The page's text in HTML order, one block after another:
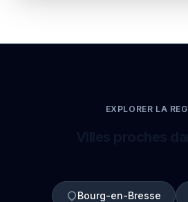
EXPLORER LA
Bourg-en-Bresse